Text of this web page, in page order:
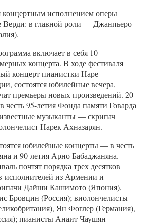
концертным исполнением оперы
Верди: в главной роли — Джанпьеро
включает в себя 10
концерта. В ходе фестиваля
концерт пианистки Наре
состоятся юбилейные вечера,
премьеры новых произведений. 20
честь 95-летия Фонда памяти Говарда
музыканты — скрипач
Нарек Ахназарян.
юбилейные концерты — в честь
и 90-летия Арно Бабаджаняна.
почтят порядка трех десятков
исполнителей из Армении и
Дайши Кашимото (Япония),
Бровцин (Россия); виолончелисты
Ян Фоглер (Германия),
пианисты Анаит Чаушян